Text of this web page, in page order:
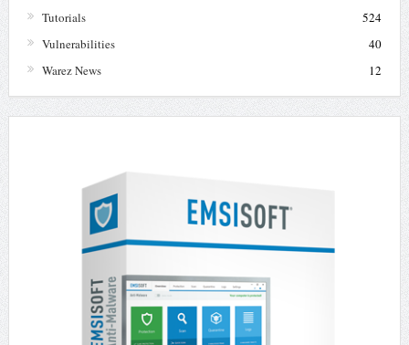
Tutorials
524
Vulnerabilities
40
Warez News
12